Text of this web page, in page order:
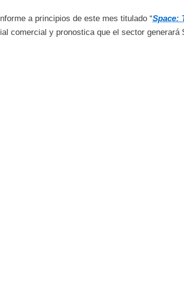
a principios de este mes titulado “Space:
comercial y pronostica que el sector generará